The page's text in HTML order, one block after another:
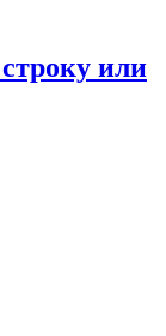
или